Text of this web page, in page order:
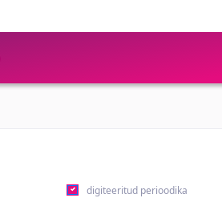
digiteeritud perioodika